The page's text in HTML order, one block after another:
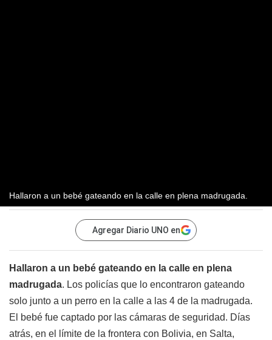
Hallaron a un bebé gateando en la calle en plena madrugada.
Agregar Diario UNO en
Hallaron a un bebé gateando en la calle en plena
madrugada. Los policías que lo encontraron gateando
solo junto a un perro en la calle a las 4 de la madrugada.
El bebé fue captado por las cámaras de seguridad. Días
atrás, en el límite de la frontera con Bolivia, en Salta,